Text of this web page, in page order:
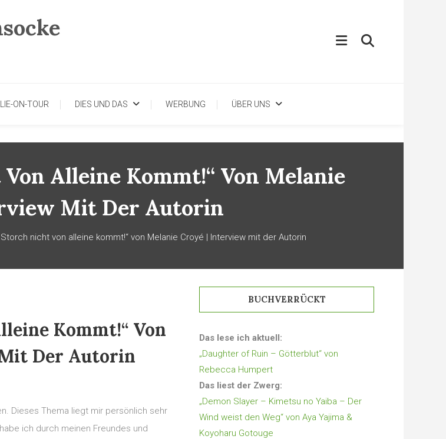
ON-TOUR DIES UND DAS WERBUNG ÜBER UNS
Alleine Kommt!“ Von Melanie
Mit Der Autorin
Storch nicht von alleine kommt!“ von Melanie Croyé | Interview mit der Autorin
Kommt!“ Von
Der Autorin
Dieses Thema liegt mir persönlich sehr
ich durch meinen Freundes und
BUCHVERRÜCKT
Das lese ich aktuell:
„Daughter of Ruin – Götterblut“ von
Rebecca Humpert
Das liest der Zwerg:
„Demon Slayer – Kimetsu no Yaiba – Der
Wind weist den Weg“ von Aya Yajima &
Koyoharu Gotouge